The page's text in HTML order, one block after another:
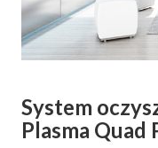
System
Plasma Quad